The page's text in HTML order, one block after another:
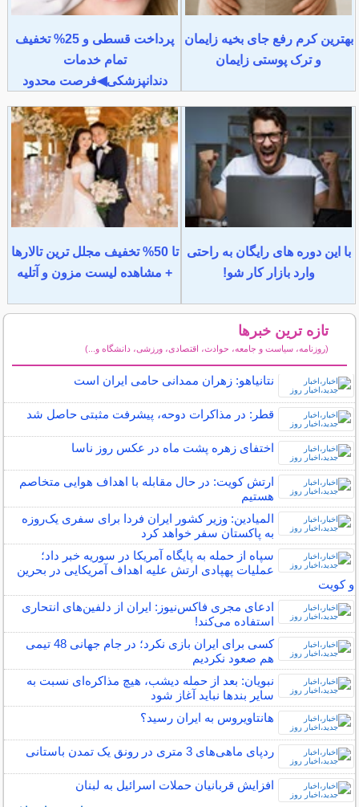
بهترین کرم رفع جای بخیه زایمان
و ترک پوستی زایمان
پرداخت قسطی و 25% تخفیف
تمام خدمات
دندانپزشکی◀فرصت محدود
با این دوره های رایگان به راحتی
وارد بازار کار شو!
تا 50% تخفیف مجلل ترین تالارها
+ مشاهده لیست مزون و آتلیه
تازه ترین خبرها
(روزنامه، سیاست و جامعه، حوادث، اقتصادی، ورزشی، دانشگاه و...)
نتانیاهو: زهران ممدانی حامی ایران است
قطر: در مذاکرات دوحه، پیشرفت مثبتی حاصل شد
اختفای زهره پشت ماه در عکس روز ناسا
ارتش کویت: در حال مقابله با اهداف هوایی متخاصم
هستیم
المیادین: وزیر کشور ایران فردا برای سفری یک‌روزه
به پاکستان سفر خواهد کرد
سپاه از حمله به پایگاه آمریکا در سوریه خبر داد؛
عملیات پهپادی ارتش علیه اهداف آمریکایی در بحرین
و کویت
ادعای مجری فاکس‌‌نیوز: ایران از دلفین‌های انتحاری
استفاده می‌کند!
کسی برای ایران بازی نکرد؛ در جام جهانی 48 تیمی
هم صعود نکردیم
نبویان: بعد از حمله دیشب، هیچ مذاکره‌ای نسبت به
سایر بندها نباید آغاز شود
هانتاویروس به ایران رسید؟
ردپای ماهی‌های 3 متری در رونق یک تمدن باستانی
افزایش قربانیان حملات اسرائیل به لبنان